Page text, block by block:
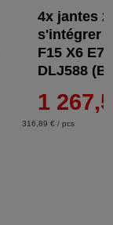
4x jantes
s'intégrer
F15 X6
DLJ588
1
316,89 € / pcs